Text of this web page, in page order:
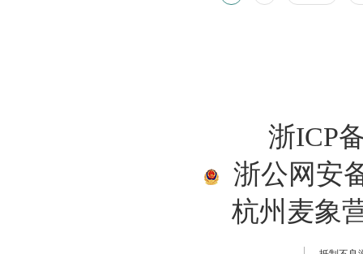
浙ICP
浙公网安
杭州麦象